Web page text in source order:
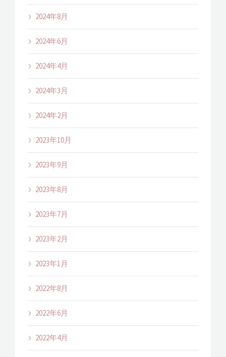
2024年8月
2024年6月
2024年4月
2024年3月
2024年2月
2023年10月
2023年9月
2023年8月
2023年7月
2023年2月
2023年1月
2022年8月
2022年6月
2022年4月